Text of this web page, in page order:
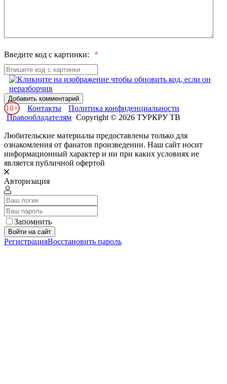
Введите код с картинки:
Добавить комментарий
18+ Контакты
Политика конфиденциальности
Правообладателям Copyright © 2026 ТУРКРУ ТВ
Любительские материалы предоставлены только для
ознакомления от фанатов произведении. Наш сайт носит
информационный характер и ни при каких условиях не
является публичной офертой
Авторизация
Запомнить
Войти на сайт
РегистрацияВосстановить пароль